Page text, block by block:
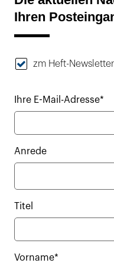
Ihren
zm Heft-Newsletter
Ihre E-Mail-Adresse*
Anrede
Titel
Vorname*